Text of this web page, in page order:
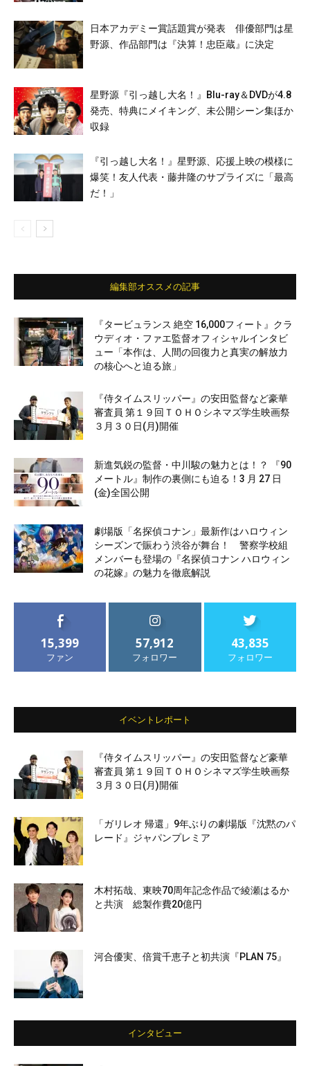
日本アカデミー賞話題賞が発表 俳優部門は星
野源、作品部門は『決算！忠臣蔵』に決定
星野源『引っ越し大名！』Blu-ray＆DVDが4.8
発売、特典にメイキング、未公開シーン集ほか
収録
『引っ越し大名！』星野源、応援上映の模様に
爆笑！友人代表・藤井隆のサプライズに「最高
だ！」
編集部オススメの記事
『タービュランス 絶空 16,000フィート』クラ
ウディオ・ファエ監督オフィシャルインタビ
ュー「本作は、人間の回復力と真実の解放力
の核心へと迫る旅」
『侍タイムスリッパー』の安田監督など豪華
審査員 第１９回ＴＯＨＯシネマズ学生映画祭
３月３０日(月)開催
新進気鋭の監督・中川駿の魅力とは！？ 『90
メートル』制作の裏側にも迫る！3 月 27 日
(金)全国公開
劇場版「名探偵コナン」最新作はハロウィン
シーズンで賑わう渋谷が舞台！ 警察学校組
メンバーも登場の『名探偵コナン ハロウィン
の花嫁』の魅力を徹底解説
15,399
ファン
57,912
フォロワー
43,835
フォロワー
イベントレポート
『侍タイムスリッパー』の安田監督など豪華
審査員 第１９回ＴＯＨＯシネマズ学生映画祭
３月３０日(月)開催
「ガリレオ 帰還」9年ぶりの劇場版『沈黙のパ
レード』ジャパンプレミア
木村拓哉、東映70周年記念作品で綾瀬はるか
と共演 総製作費20億円
河合優実、倍賞千恵子と初共演『PLAN 75』
インタビュー